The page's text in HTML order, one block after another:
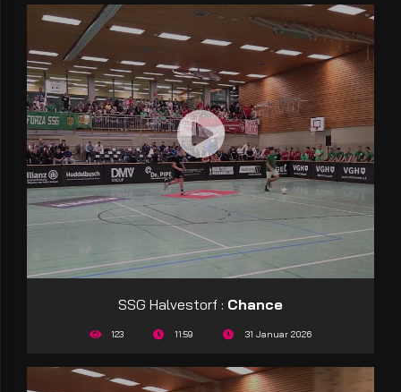
SSG Halvestorf : Chance
123 11:59 31 Januar 2026